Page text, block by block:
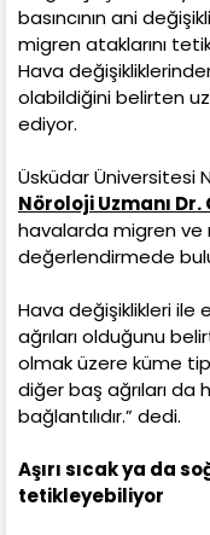
basıncının ani
migren ataklarını
Hava
olabildiğini belirten
ediyor.
Üsküdar Üniversitesi
Nöroloji Uzmanı
havalarda migren ve
değerlendirmede
Hava değişiklikleri ile
ağrıları olduğunu
olmak üzere küme
diğer baş ağrıları da
bağlantılıdır.” dedi.
Aşırı sıcak ya da
tetikleyebiliyor